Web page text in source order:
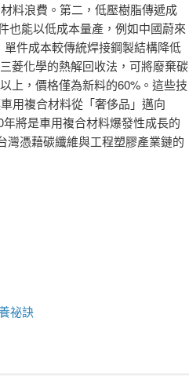
料浪費。第二，低壓樹脂傳遞成
也能以低成本量產，例如中國蔚來
件成本較傳統焊接鋼製結構降低
菱化學的熱解回收法，可將廢棄碳
上，價格僅為新料的60%。這些技
用複合材料從「奢侈品」邁向
年將是車用複合材料爆發性成長的
灣憑藉碳纖維與工程塑膠產業鏈的
祕訣